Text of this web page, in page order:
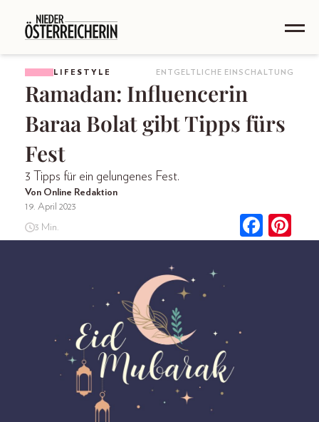
LIFESTYLE ENTGELTLICHE EINSCHALTUNG
Ramadan: Influencerin
Baraa Bolat gibt Tipps fürs
Fest
3 Tipps für ein gelungenes Fest.
Von Online Redaktion
19. April 2023
3 Min.